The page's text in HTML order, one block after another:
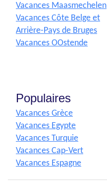
Vacances Maasmechelen
Vacances Côte Belge et
Arrière-Pays de Bruges
Vacances OOstende
Populaires
Vacances Grèce
Vacances Egypte
Vacances Turquie
Vacances Cap-Vert
Vacances Espagne